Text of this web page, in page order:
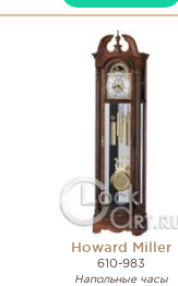
Howard Miller
610-983
Напольные часы